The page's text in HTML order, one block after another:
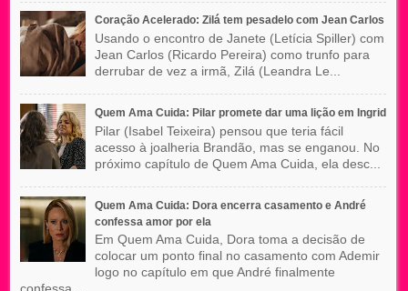
Coração Acelerado: Zilá tem pesadelo com Jean Carlos
Usando o encontro de Janete (Letícia Spiller) com
Jean Carlos (Ricardo Pereira) como trunfo para
derrubar de vez a irmã, Zilá (Leandra Le...
Quem Ama Cuida: Pilar promete dar uma lição em Ingrid
Pilar (Isabel Teixeira) pensou que teria fácil
acesso à joalheria Brandão, mas se enganou. No
próximo capítulo de Quem Ama Cuida, ela desc...
Quem Ama Cuida: Dora encerra casamento e André
confessa amor por ela
Em Quem Ama Cuida, Dora toma a decisão de
colocar um ponto final no casamento com Ademir
logo no capítulo em que André finalmente